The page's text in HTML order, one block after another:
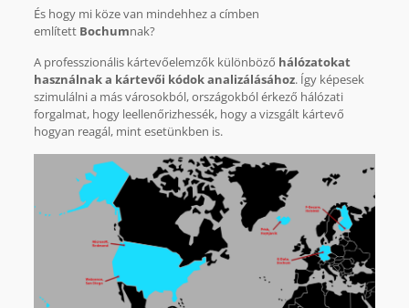
És hogy mi köze van mindehhez a címben
említett Bochumnak?
A professzionális kártevőelemzők különböző hálózatokat
használnak a kártevői kódok analizálásához. Így képesek
szimulálni a más városokból, országokból érkező hálózati
forgalmat, hogy leellenőrizhessék, hogy a vizsgált kártevő
hogyan reagál, mint esetünkben is.